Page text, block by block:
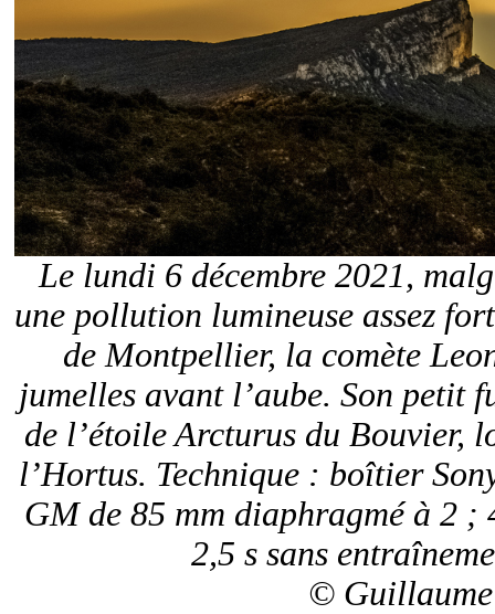
Le lundi 6 décembre 2021,
une pollution lumineuse assez
de Montpellier, la comète
jumelles avant l’aube. Son petit
de l’étoile Arcturus du Bouvier,
l’Hortus. Technique : boîtier
GM de 85 mm diaphragmé à 2 ;
2,5 s sans
©